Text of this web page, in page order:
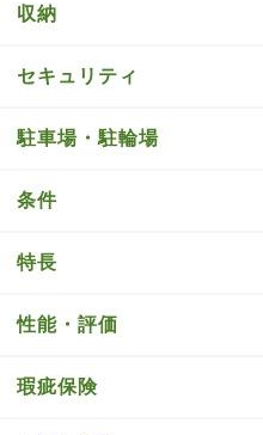
収納
セキュリティ
駐車場・駐輪場
条件
特長
性能・評価
瑕疵保険